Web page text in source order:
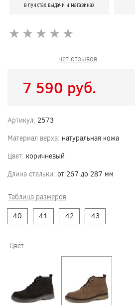
в пунктах выдачи и магазинах
★ ★ ★ ★ ★
★ ★ ★ ★ ★
нет отзывов
7 590 pуб.
Артикул: 2573
Материал верха: натуральная кожа
Цвет: коричневый
Длина стельки: от 267 до 287 мм
Таблица размеров
40
41 42 43
Цвет